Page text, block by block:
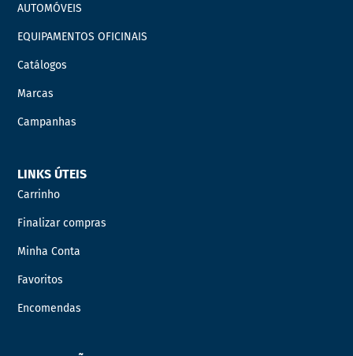
AUTOMÓVEIS
EQUIPAMENTOS OFICINAIS
Catálogos
Marcas
Campanhas
LINKS ÚTEIS
Carrinho
Finalizar compras
Minha Conta
Favoritos
Encomendas